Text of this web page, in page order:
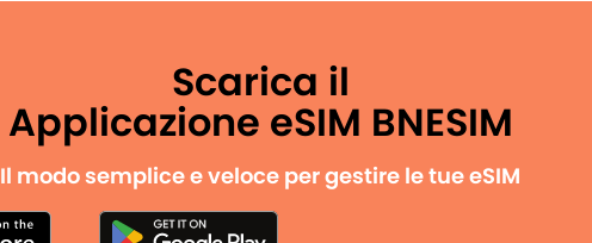
Scarica il
Applicazione eSIM BNESIM
Il modo semplice e veloce per gestire le tue eSIM